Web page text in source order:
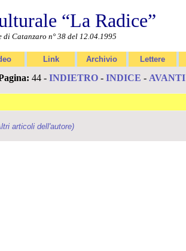
“La Radice”
Catanzaro n° 38 del 12.04.1995
Link Archivio Lettere
44 - INDIETRO - INDICE - AVANTI
articoli dell'autore)